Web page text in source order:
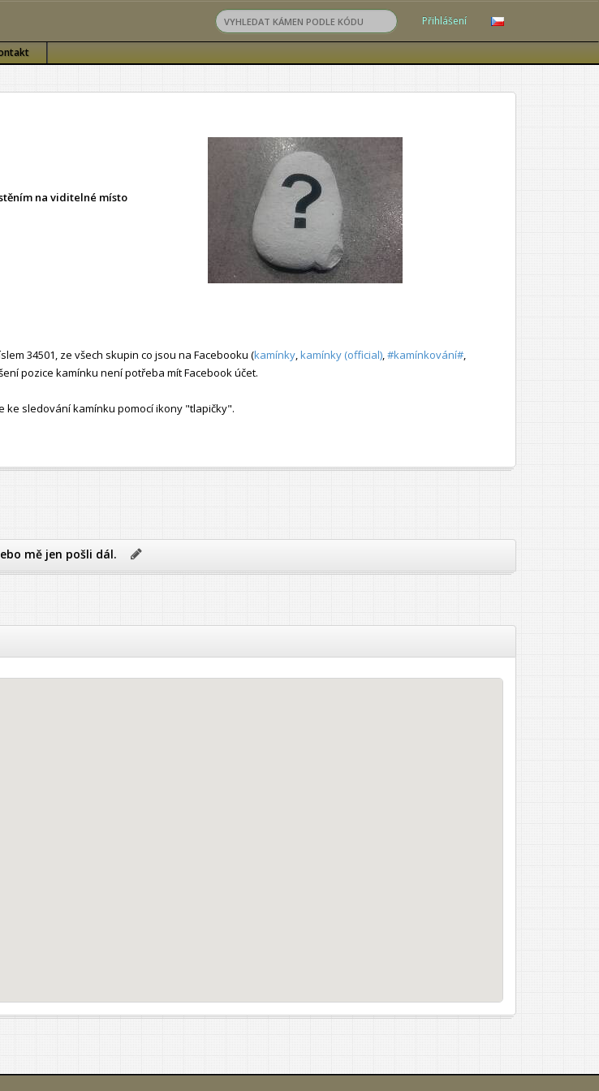
Přihlášení
na viditelné místo
34501, ze všech skupin co jsou na Facebooku (kamínky kamínky (official) #kamínkování#
pozice kamínku není potřeba mít Facebook účet.
ke sledování kamínku pomocí ikony "tlapičky".
mě jen pošli dál.